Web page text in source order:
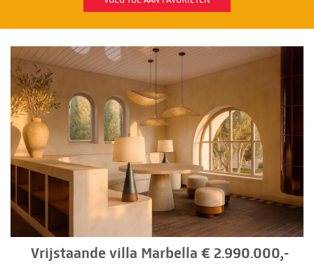
Vrijstaande villa Marbella € 2.990.000,-